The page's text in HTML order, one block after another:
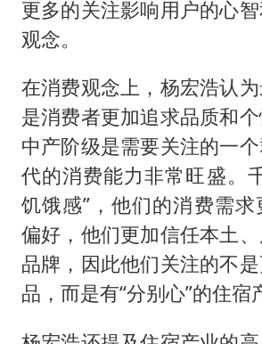
更多的关注影响用户的心
观念。
在消费观念上，杨宏浩认
是消费者更加追求品质和
中产阶级是需要关注的一
代的消费能力非常旺盛。
饥饿感”，他们的消费需求
偏好，他们更加信任本土
品牌，因此他们关注的不
品，而是有“分别心”的住宿